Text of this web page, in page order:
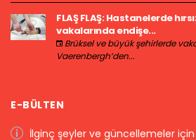
FLAŞ FLAŞ: Hastanelerde
vakalarında endişe...
Brüksel ve büyük şehirlerde
Vaerenbergh’den...
E-BÜLTEN
İlginç şeyler ve güncellemeler